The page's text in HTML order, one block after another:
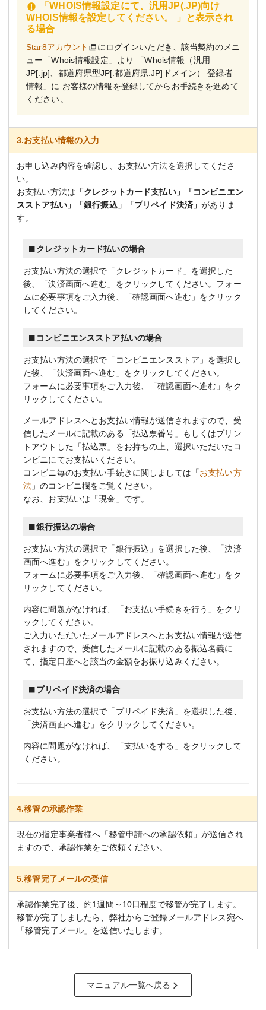
「WHOIS情報設定にて、汎用JP(.JP)向け
WHOIS情報を設定してください。 」と表示され
る場合
Star8アカウント
にログインいただき、該当契約のメニ
ュー「Whois情報設定」より 「Whois情報（汎用
JP[.jp]、都道府県型JP[.都道府県.JP]ドメイン） 登録者
情報」に お客様の情報を登録してからお手続きを進めて
ください。
3.お支払い情報の入力
お申し込み内容を確認し、お支払い方法を選択してくださ
い。
お支払い方法は 「クレジットカード支払い」「コンビニエン
スストア払い」「銀行振込」「プリペイド決済」がありま
す。
クレジットカード払いの場合
お支払い方法の選択で「クレジットカード」を選択した
後、「決済画面へ進む」をクリックしてください。フォー
ムに必要事項をご入力後、「確認画面へ進む」をクリック
してください。
コンビニエンスストア払いの場合
お支払い方法の選択で「コンビニエンスストア」を選択し
た後、「決済画面へ進む」をクリックしてください。
フォームに必要事項をご入力後、「確認画面へ進む」をク
リックしてください。
メールアドレスへとお支払い情報が送信されますので、受
信したメールに記載のある「払込票番号」もしくはプリン
トアウトした「払込票」をお持ちの上、選択いただいたコ
ンビニにてお支払いください。
コンビニ毎のお支払い手続きに関しましては「お支払い方
法 」のコンビニ欄をご覧ください。
なお、お支払いは「現金」です。
銀行振込の場合
お支払い方法の選択で「銀行振込」を選択した後、「決済
画面へ進む」をクリックしてください。
フォームに必要事項をご入力後、「確認画面へ進む」をク
リックしてください。
内容に問題がなければ、「お支払い手続きを行う」をクリ
ックしてください。
ご入力いただいたメールアドレスへとお支払い情報が送信
されますので、受信したメールに記載のある振込名義に
て、指定口座へと該当の金額をお振り込みください。
プリペイド決済の場合
お支払い方法の選択で「プリペイド決済」を選択した後、
「決済画面へ進む」をクリックしてください。
内容に問題がなければ、「支払いをする」をクリックして
ください。
4.移管の承認作業
現在の指定事業者様へ「移管申請への承認依頼」が送信され
ますので、承認作業をご依頼ください。
5.移管完了メールの受信
承認作業完了後、約1週間～10日程度で移管が完了します。
移管が完了しましたら、弊社からご登録メールアドレス宛へ
「移管完了メール」を送信いたします。
マニュアル一覧へ戻る